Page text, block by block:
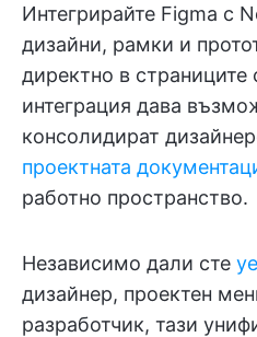
Интегрирайте Figma с
дизайни, рамки и
директно в страниците
интеграция дава
консолидират
проектната
работно пространство.
Независимо дали сте
дизайнер, проектен
разработчик, тази